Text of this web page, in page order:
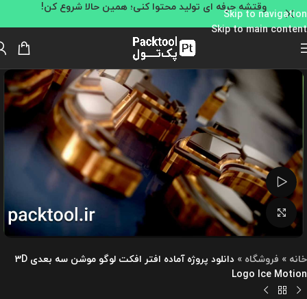
Skip to navigation
Skip to main content
وقتشه حرفه ای تولید محتوا کنی؛ همین حالا شروع کن!
تماشای ویدئو
بزرگنمایی تصویر
خانه » فروشگاه »
دانلود پروژه آماده افتر افکت لوگو موشن سه بعدی 3D
Logo Ice Motion